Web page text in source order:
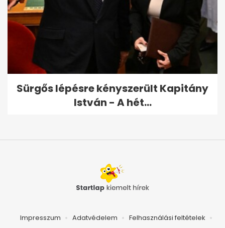
Sürgős lépésre kényszerült Kapitány
István - A hét...
Impresszum Adatvédelem Felhasználási feltételek